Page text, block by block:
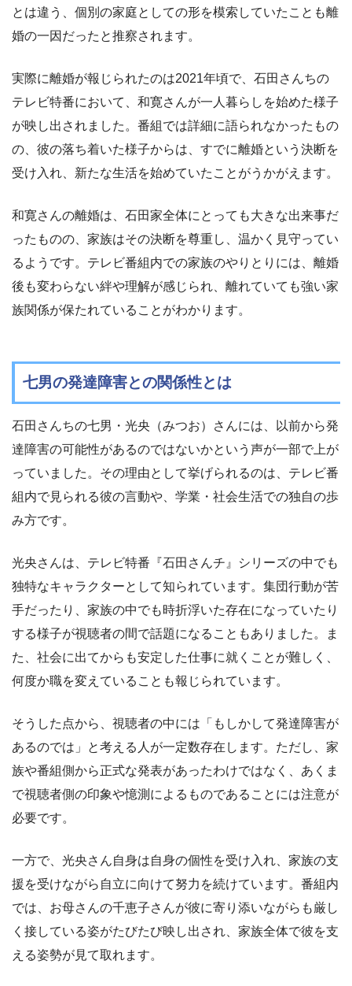
とは違う、個別の家庭としての形を模索していたことも離
婚の一因だったと推察されます。
実際に離婚が報じられたのは2021年頃で、石田さんちの
テレビ特番において、和寛さんが一人暮らしを始めた様子
が映し出されました。番組では詳細に語られなかったもの
の、彼の落ち着いた様子からは、すでに離婚という決断を
受け入れ、新たな生活を始めていたことがうかがえます。
和寛さんの離婚は、石田家全体にとっても大きな出来事だ
ったものの、家族はその決断を尊重し、温かく見守ってい
るようです。テレビ番組内での家族のやりとりには、離婚
後も変わらない絆や理解が感じられ、離れていても強い家
族関係が保たれていることがわかります。
七男の発達障害との関係性とは
石田さんちの七男・光央（みつお）さんには、以前から発
達障害の可能性があるのではないかという声が一部で上が
っていました。その理由として挙げられるのは、テレビ番
組内で見られる彼の言動や、学業・社会生活での独自の歩
み方です。
光央さんは、テレビ特番『石田さんチ』シリーズの中でも
独特なキャラクターとして知られています。集団行動が苦
手だったり、家族の中でも時折浮いた存在になっていたり
する様子が視聴者の間で話題になることもありました。ま
た、社会に出てからも安定した仕事に就くことが難しく、
何度か職を変えていることも報じられています。
そうした点から、視聴者の中には「もしかして発達障害が
あるのでは」と考える人が一定数存在します。ただし、家
族や番組側から正式な発表があったわけではなく、あくま
で視聴者側の印象や憶測によるものであることには注意が
必要です。
一方で、光央さん自身は自身の個性を受け入れ、家族の支
援を受けながら自立に向けて努力を続けています。番組内
では、お母さんの千恵子さんが彼に寄り添いながらも厳し
く接している姿がたびたび映し出され、家族全体で彼を支
える姿勢が見て取れます。